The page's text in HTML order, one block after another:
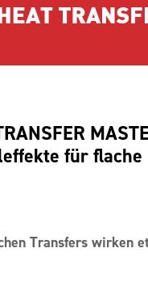
für
Transfers wirken